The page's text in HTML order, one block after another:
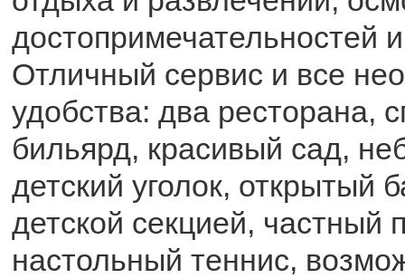
достопримечательностей
Отличный сервис и все
удобства: два ресторана,
бильярд, красивый сад,
детский уголок, открытый
детской секцией, частный
настольный теннис,